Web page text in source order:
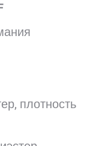
плотность